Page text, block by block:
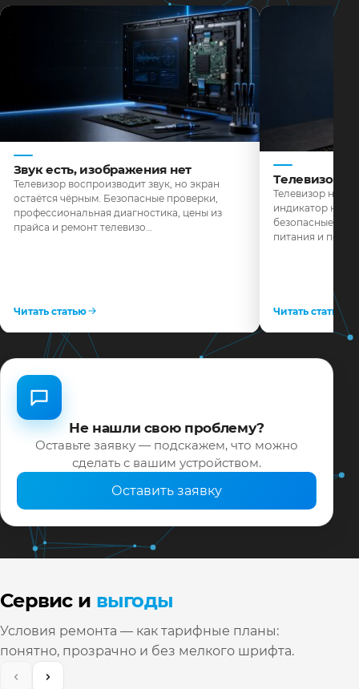
Звук есть, изображения нет
Телевизор воспроизводит звук, но экран
остаётся чёрным. Безопасные проверки,
профессиональная диагностика, цены из
прайса и ремонт телевизо…
Читать статью
Телевизор
Телевизор не
индикатор не
безопасные
питания и
Читать статью
Не нашли свою проблему?
Оставьте заявку — подскажем, что можно
сделать с вашим устройством.
Оставить заявку
Сервис и выгоды
Условия ремонта — как тарифные планы:
понятно, прозрачно и без мелкого шрифта.